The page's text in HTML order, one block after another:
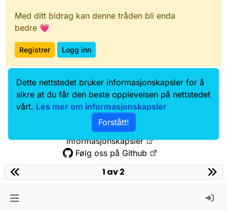
Med ditt bidrag kan denne tråden bli enda
bedre 💗
Registrer Logg inn
Data.norge.no
Kontakt oss
Samtykke og brukervilkår
Tilgjengelighetserklæring
Personvernerklæring
Informasjonskapsler
Følg oss på Github
1 av 2
Dette nettstedet bruker informasjonskapsler for å
sikre at du får den beste opplevelsen på nettstedet
vårt. Les mer om informasjonskapsler
Forstått!